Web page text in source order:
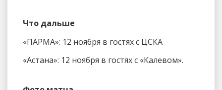
Что дальше
«ПАРМА»: 12 ноября в гостях с ЦСКА
«Астана»: 12 ноября в гостях с «Калевом».